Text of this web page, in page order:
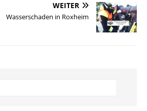
WEITER
Wasserschaden in Roxheim